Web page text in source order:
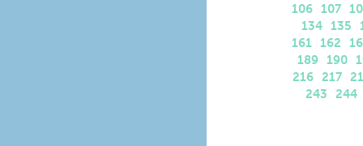
106 107
134 135
161 162
189 190
216 217
243
244